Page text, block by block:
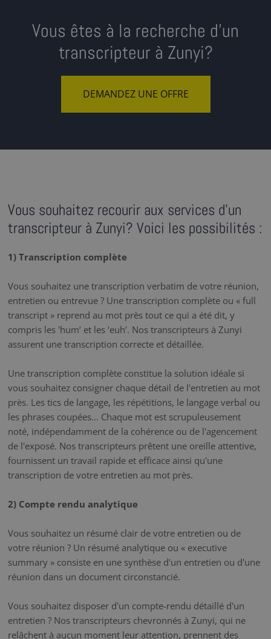
Vous êtes à la recherche d’un
transcripteur à Zunyi?
DEMANDEZ UNE OFFRE
Vous souhaitez recourir aux services d'un
transcripteur à Zunyi? Voici les possibilités :
1) Transcription complète
Vous souhaitez une transcription verbatim de votre réunion,
entretien ou entrevue ? Une transcription complète ou « full
transcript » reprend au mot près tout ce qui a été dit, y
compris les 'hum’ et les ‘euh’. Nos transcripteurs à Zunyi
assurent une transcription correcte et détaillée.
Une transcription complète constitue la solution idéale si
vous souhaitez consigner chaque détail de l'entretien au mot
près. Les tics de langage, les répétitions, le langage verbal ou
les phrases coupées... Chaque mot est scrupuleusement
noté, indépendamment de la cohérence ou de l'agencement
de l'exposé. Nos transcripteurs prêtent une oreille attentive,
fournissent un travail rapide et efficace ainsi qu'une
transcription de votre entretien au mot près.
2) Compte rendu analytique
Vous souhaitez un résumé clair de votre entretien ou de
votre réunion ? Un résumé analytique ou « executive
summary » consiste en une synthèse d'un entretien ou d'une
réunion dans un document circonstancié.
Vous souhaitez disposer d'un compte-rendu détaillé d'un
entretien ? Nos transcripteurs chevronnés à Zunyi, qui ne
relâchent à aucun moment leur attention, prennent des